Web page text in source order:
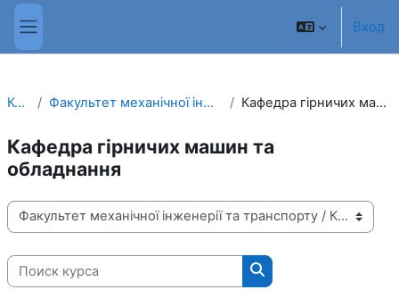
Перейти к основному содержанию
Боковая панель
Вход
Курсы Факультет механічної інженерії та транспорту Кафедра гірничих машин та обладнання
Кафедра гірничих машин та
обладнання
Категории курсов
Поиск курса
Поиск курса